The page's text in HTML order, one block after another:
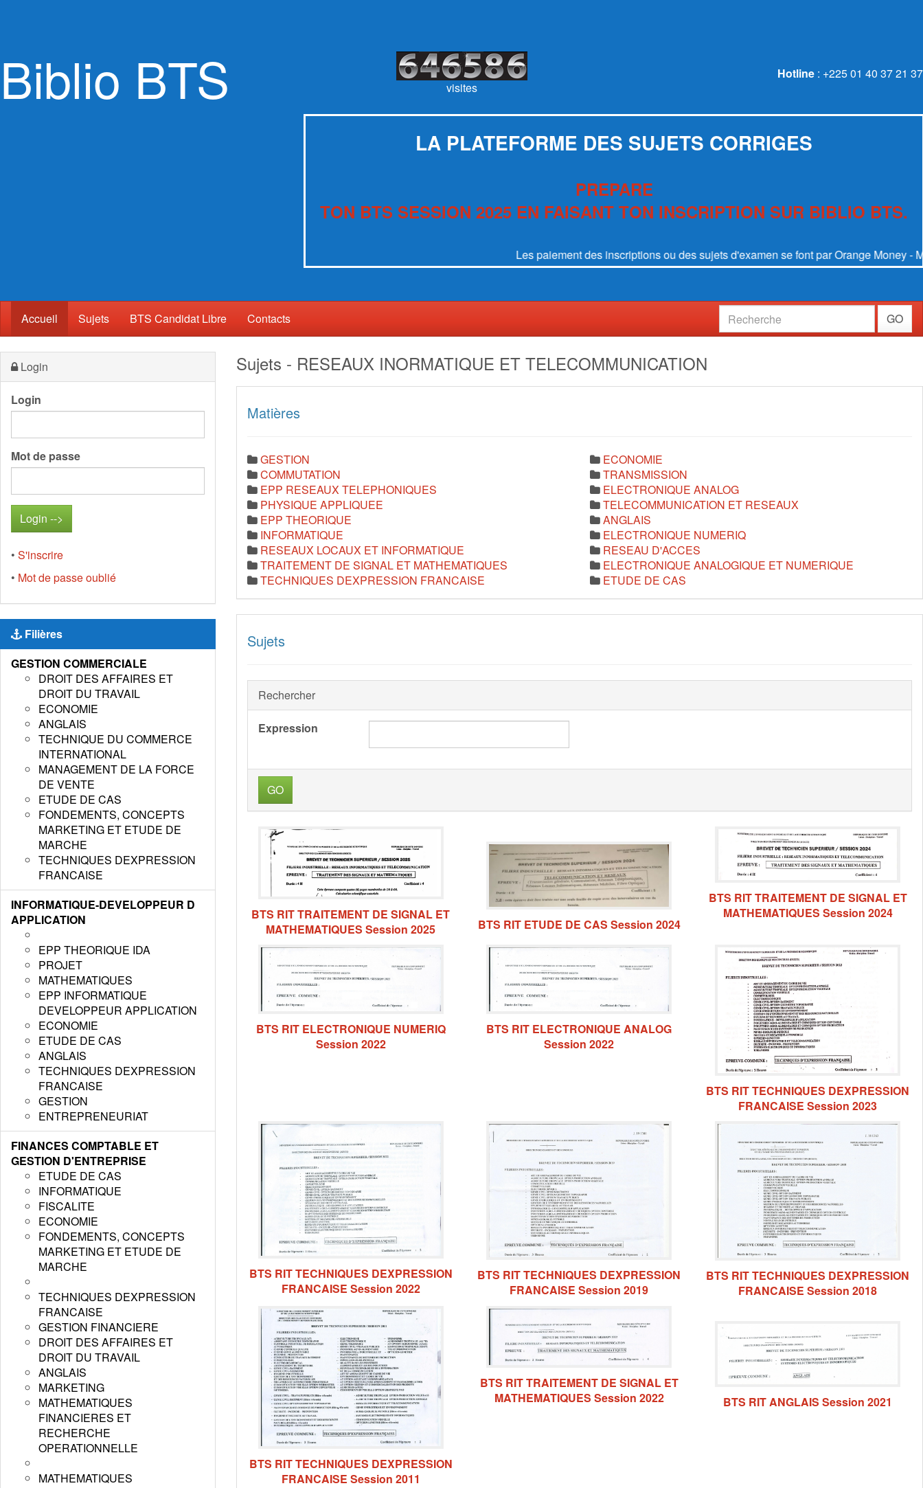
Biblio BTS visites
Hotline : +225 01 40 37 21 37
LA PLATEFORME DES SUJETS CORRIGES
PREPARE
TON BTS SESSION 2025 EN FAISANT TON INSCRIPTION SUR BIBLIO BTS.
Les paiement des inscriptions ou des sujets d'examen se font parOrange Money-Moov Money
Accueil (current)
Sujets BTS Candidat Libre Contacts GO
Login
Login
Mot de passe
• S'inscrire
• Mot de passe oublié
Filières
GESTION COMMERCIALE
DROIT DES AFFAIRES ET
DROIT DU TRAVAIL
ECONOMIE
ANGLAIS
TECHNIQUE DU COMMERCE
INTERNATIONAL
MANAGEMENT DE LA FORCE
DE VENTE
ETUDE DE CAS
FONDEMENTS, CONCEPTS
MARKETING ET ETUDE DE
MARCHE
TECHNIQUES DEXPRESSION
FRANCAISE
INFORMATIQUE-DEVELOPPEUR D
APPLICATION
EPP THEORIQUE IDA
PROJET
MATHEMATIQUES
EPP INFORMATIQUE
DEVELOPPEUR APPLICATION
ECONOMIE
ETUDE DE CAS
ANGLAIS
TECHNIQUES DEXPRESSION
FRANCAISE
GESTION
ENTREPRENEURIAT
FINANCES COMPTABLE ET
GESTION D'ENTREPRISE
ETUDE DE CAS
INFORMATIQUE
FISCALITE
ECONOMIE
FONDEMENTS, CONCEPTS
MARKETING ET ETUDE DE
MARCHE
TECHNIQUES DEXPRESSION
FRANCAISE
GESTION FINANCIERE
DROIT DES AFFAIRES ET
DROIT DU TRAVAIL
ANGLAIS
MARKETING
MATHEMATIQUES
FINANCIERES ET
RECHERCHE
OPERATIONNELLE
MATHEMATIQUES
Sujets - RESEAUX INORMATIQUE ET TELECOMMUNICATION
Matières
GESTION
ECONOMIE
COMMUTATION
TRANSMISSION
EPP RESEAUX TELEPHONIQUES
ELECTRONIQUE ANALOG
PHYSIQUE APPLIQUEE
TELECOMMUNICATION ET RESEAUX
EPP THEORIQUE
ANGLAIS
INFORMATIQUE
ELECTRONIQUE NUMERIQ
RESEAUX LOCAUX ET INFORMATIQUE
RESEAU D'ACCES
TRAITEMENT DE SIGNAL ET MATHEMATIQUES
ELECTRONIQUE ANALOGIQUE ET NUMERIQUE
TECHNIQUES DEXPRESSION FRANCAISE
ETUDE DE CAS
Sujets
Rechercher
Expression
GO
BTS RIT TRAITEMENT DE SIGNAL ET
MATHEMATIQUES Session 2025
BTS RIT ETUDE DE CAS Session 2024
BTS RIT TRAITEMENT DE SIGNAL ET
MATHEMATIQUES Session 2024
BTS RIT ELECTRONIQUE NUMERIQ
Session 2022
BTS RIT ELECTRONIQUE ANALOG
Session 2022
BTS RIT TECHNIQUES DEXPRESSION
FRANCAISE Session 2023
BTS RIT TECHNIQUES DEXPRESSION
FRANCAISE Session 2022
BTS RIT TECHNIQUES DEXPRESSION
FRANCAISE Session 2019
BTS RIT TECHNIQUES DEXPRESSION
FRANCAISE Session 2018
BTS RIT TECHNIQUES DEXPRESSION
FRANCAISE Session 2011
BTS RIT TRAITEMENT DE SIGNAL ET
MATHEMATIQUES Session 2022
BTS RIT ANGLAIS Session 2021